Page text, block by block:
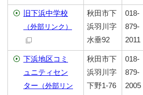
旧下浜中学校
（外部リンク）
秋田市下
浜羽川字
水垂92
018-
879-
2011
下浜地区コミ
ュニティセン
ター （外部リン
秋田市下
浜羽川字
下野1-76
018-
879-
2005